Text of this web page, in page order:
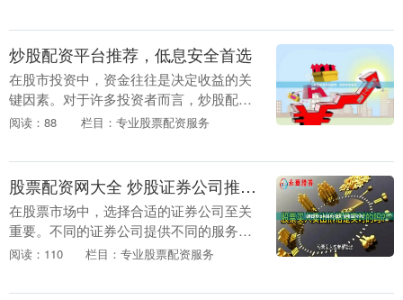
投资者最关心的问题....
炒股配资平台推荐，低息安全首选
在股市投资中，资金往往是决定收益的关
键因素。对于许多投资者而言，炒股配资
成为放大收益、把握机会的重要工具。然
配资，如何选择一....
阅读：88 栏目：专业股票配资服务
股票配资网大全 炒股证券公司推荐：选择最适合你的平台
在股票市场中，选择合适的证券公司至关
重要。不同的证券公司提供不同的服务、
费用和交易平台，以满足不同的投资者需
的自有资金撬....
阅读：110 栏目：专业股票配资服务